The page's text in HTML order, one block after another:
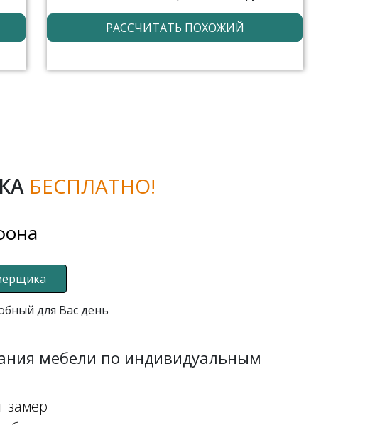
РАССЧИТАТЬ ПОХОЖИЙ
БЕСПЛАТНО!
для Вас день
мебели по индивидуальным
замер